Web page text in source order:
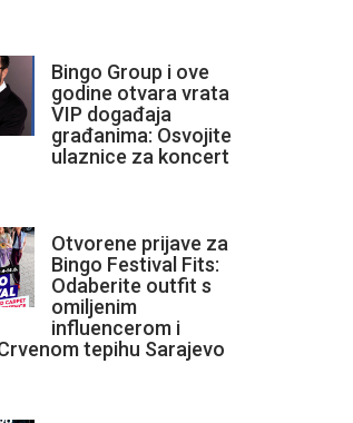
Bingo Group i ove
godine otvara vrata
VIP događaja
građanima: Osvojite
ulaznice za koncert
Otvorene prijave za
Bingo Festival Fits:
Odaberite outfit s
omiljenim
influencerom i
tepihu Sarajevo